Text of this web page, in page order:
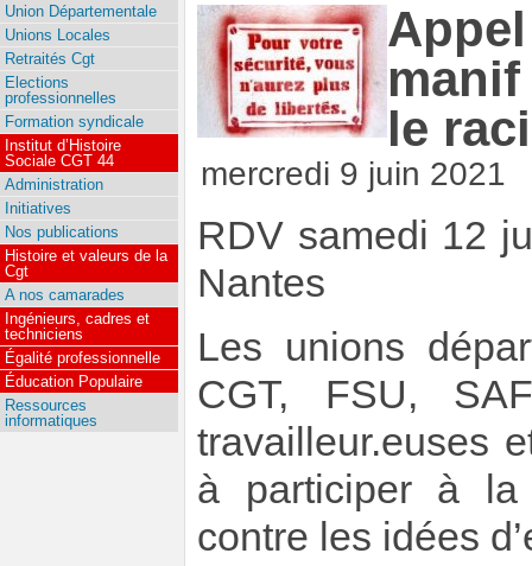
le
mercredi 9 juin 2021
RDV samedi 12
Nantes
Les unions
CGT, FSU,
travailleur.euses
à participer à la
contre les idées
Union Départementale
Unions Locales
Retraités Cgt
Elections
professionnelles
Formation syndicale
Institut d’Histoire
Sociale CGT 44
Administration
Initiatives
Nos publications
Histoire et valeurs de la
Cgt
A nos camarades
Ingénieurs, cadres et
techniciens
Égalité professionnelle
Éducation Populaire
Ressources
informatiques